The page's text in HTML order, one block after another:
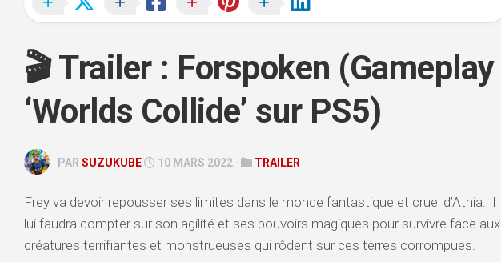
TÉLÉCHARGEMENTS
🎬 Trailer : Forspoken (Gameplay
‘Worlds Collide’ sur PS5)
PAR SUZUKUBE 10 MARS 2022 · TRAILER
Frey va devoir repousser ses limites dans le monde fantastique et cruel d’Athia. Il
lui faudra compter sur son agilité et ses pouvoirs magiques pour survivre face aux
créatures terrifiantes et monstrueuses qui rôdent sur ces terres corrompues.